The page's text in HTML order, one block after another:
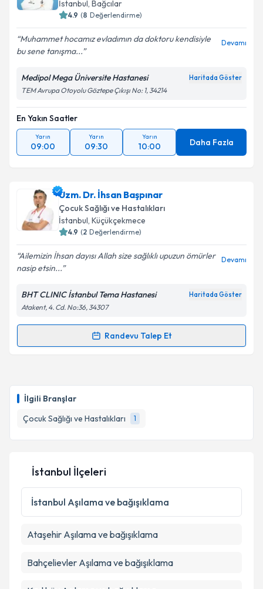
İlgili Branşlar
Çocuk Sağlığı ve Hastalıkları
1
İstanbul, Bağcılar
4.9 (8 Değerlendirme)
Muhammet hocamız evladımın da doktoru kendisiyle
bu sene tanışma...
Devamı
Medipol Mega Üniversite Hastanesi Haritada Göster
TEM Avrupa Otoyolu Göztepe Çıkışı No: 1, 34214
En Yakın Saatler
Yarın
09:00
Yarın
09:30
Yarın
10:00 Daha Fazla
Uzm. Dr. İhsan Başpınar
Çocuk Sağlığı ve Hastalıkları
İstanbul, Küçükçekmece
4.9 (2 Değerlendirme)
Ailemizin İhsan dayısı Allah size sağlıklı upuzun ömürler
nasip etsin...
Devamı
BHT CLINIC İstanbul Tema Hastanesi Haritada Göster
Atakent, 4. Cd. No:36, 34307
Randevu Talep Et
Randevu Takvimi Talebi
takvim hazırlandığında e-posta ile bilgilendireceğiz.
Kişisel verilerimin işlenmesine ilişkinAydınlatma
Metni
'ni okudum ve kişisel verilerimin belirtilen
kapsamda işlenmesini kabul ediyorum.
İstanbul İlçeleri
İstanbul Aşılama ve bağışıklama
Ataşehir Aşılama ve bağışıklama
Bahçelievler Aşılama ve bağışıklama